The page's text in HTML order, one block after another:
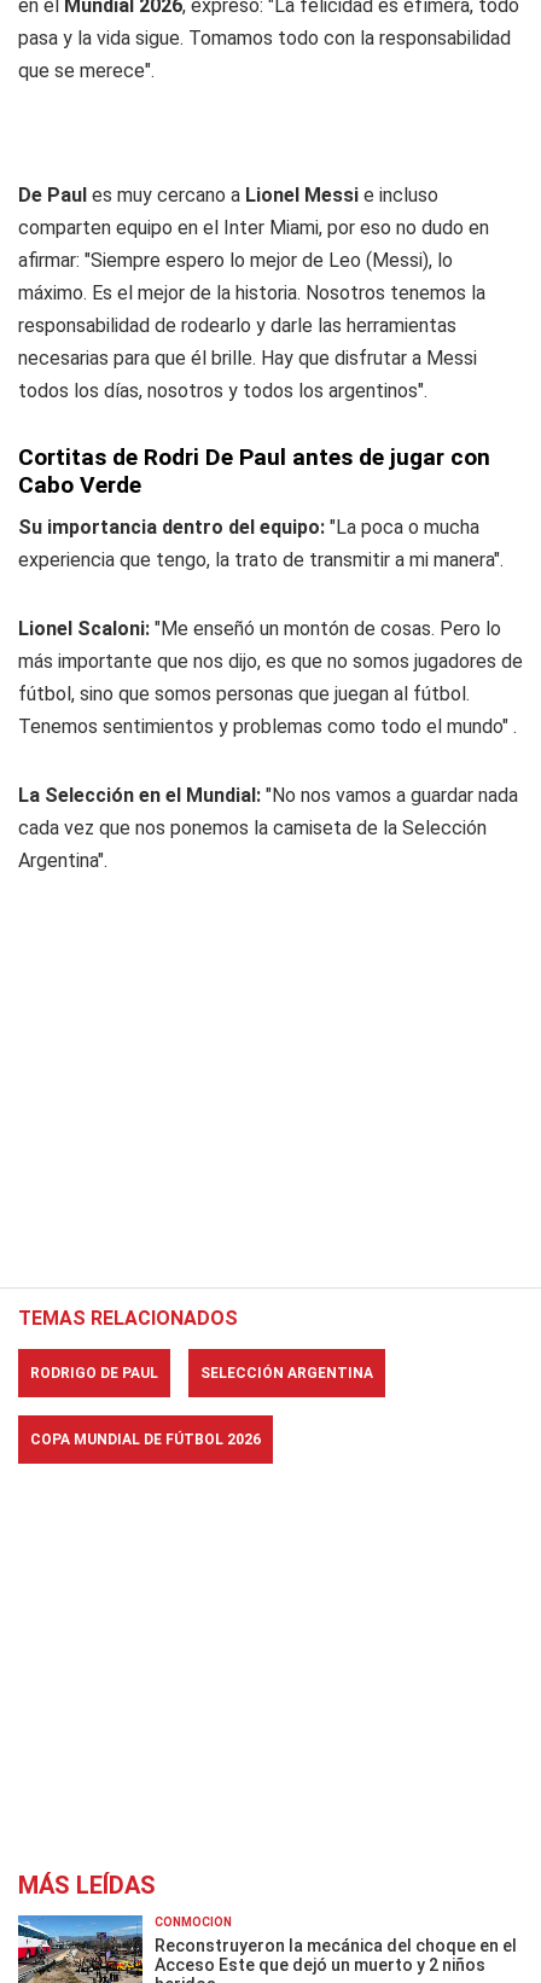
en el Mundial 2026, expresó: "La felicidad es efímera, todo
pasa y la vida sigue. Tomamos todo con la responsabilidad
que se merece".
De Paul es muy cercano a Lionel Messi e incluso
comparten equipo en el Inter Miami, por eso no dudo en
afirmar: "Siempre espero lo mejor de Leo (Messi), lo
máximo. Es el mejor de la historia. Nosotros tenemos la
responsabilidad de rodearlo y darle las herramientas
necesarias para que él brille. Hay que disfrutar a Messi
todos los días, nosotros y todos los argentinos".
Cortitas de Rodri De Paul antes de jugar con
Cabo Verde
Su importancia dentro del equipo: "La poca o mucha
experiencia que tengo, la trato de transmitir a mi manera".
Lionel Scaloni: "Me enseñó un montón de cosas. Pero lo
más importante que nos dijo, es que no somos jugadores de
fútbol, sino que somos personas que juegan al fútbol.
Tenemos sentimientos y problemas como todo el mundo" .
La Selección en el Mundial: "No nos vamos a guardar nada
cada vez que nos ponemos la camiseta de la Selección
Argentina".
TEMAS RELACIONADOS
RODRIGO DE PAUL SELECCIÓN ARGENTINA
COPA MUNDIAL DE FÚTBOL 2026
MÁS LEÍDAS
CONMOCIÓN
Reconstruyeron la mecánica del choque en el
Acceso Este que dejó un muerto y 2 niños